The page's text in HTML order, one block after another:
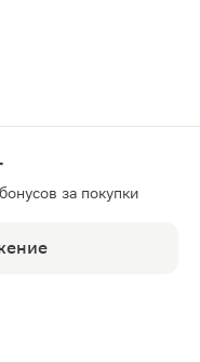
за покупки